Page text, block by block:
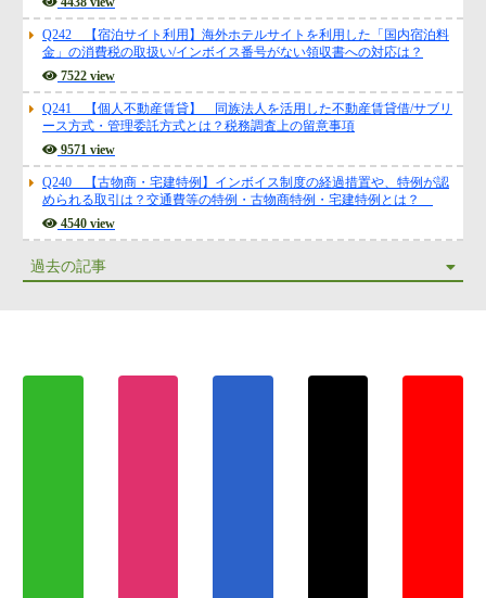
Q242 【宿泊サイト利用】海外ホテルサイトを利用した「国内宿泊料
金」の消費税の取扱い/インボイス番号がない領収書への対応は？
7522 view
Q241 【個人不動産賃貸】 同族法人を活用した不動産賃貸借/サブリ
ース方式・管理委託方式とは？税務調査上の留意事項
9571 view
Q240 【古物商・宅建特例】インボイス制度の経過措置や、特例が認
められる取引は？交通費等の特例・古物商特例・宅建特例とは？
4540 view
過去の記事